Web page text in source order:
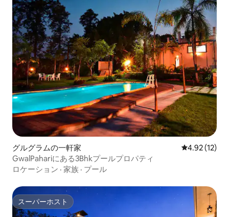
グルグラムの一軒家 レビュー12
4.92 (12)
GwalPahariにある3Bhkプールプロパティ
ロケーション · 家族 · プール
スーパーホスト
スーパーホスト